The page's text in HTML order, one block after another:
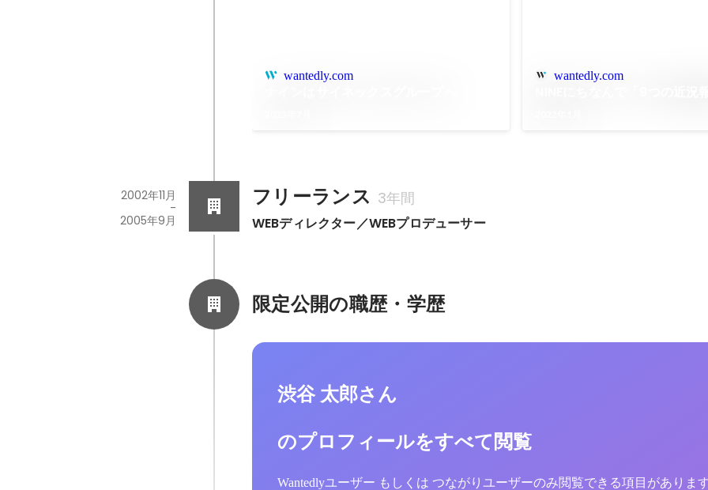
wantedly.com wantedly.com
フリーランス 3年間
WEBディレクター／WEBプロデューサー
2002年11月
-
2005年9月
限定公開の職歴・学歴
渋谷 太郎さん
のプロフィールをすべて閲覧
Wantedlyユーザー もしくは つながりユーザーのみ閲覧できる項目がありま